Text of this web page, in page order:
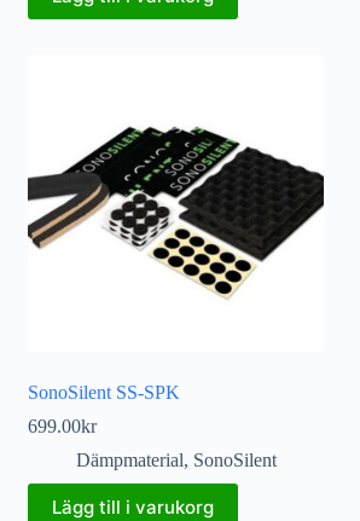
SonoSilent SS-SPK
699.00kr
Dämpmaterial, SonoSilent
Lägg till i varukorg